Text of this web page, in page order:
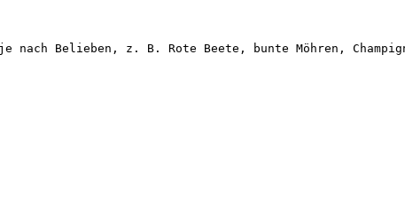
nach Belieben, z. B. Rote Beete, bunte Möhren,